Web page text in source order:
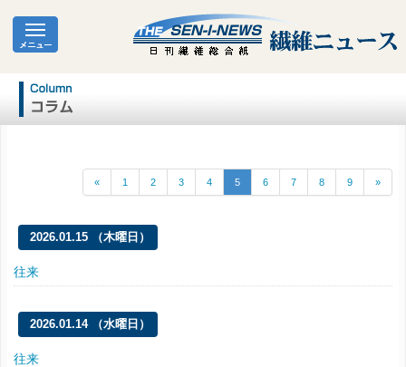
« 1 2 3 4 5 6 7 8 9 »
2026.01.15 （木曜日）
往来
2026.01.14 （水曜日）
往来